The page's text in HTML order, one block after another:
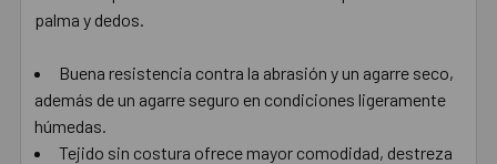
AÑADIR
AL CARRITO
palma y dedos.
Buena resistencia contra la abrasión y un agarre seco,
además de un agarre seguro en condiciones ligeramente
húmedas.
Tejido sin costura ofrece mayor comodidad, destreza